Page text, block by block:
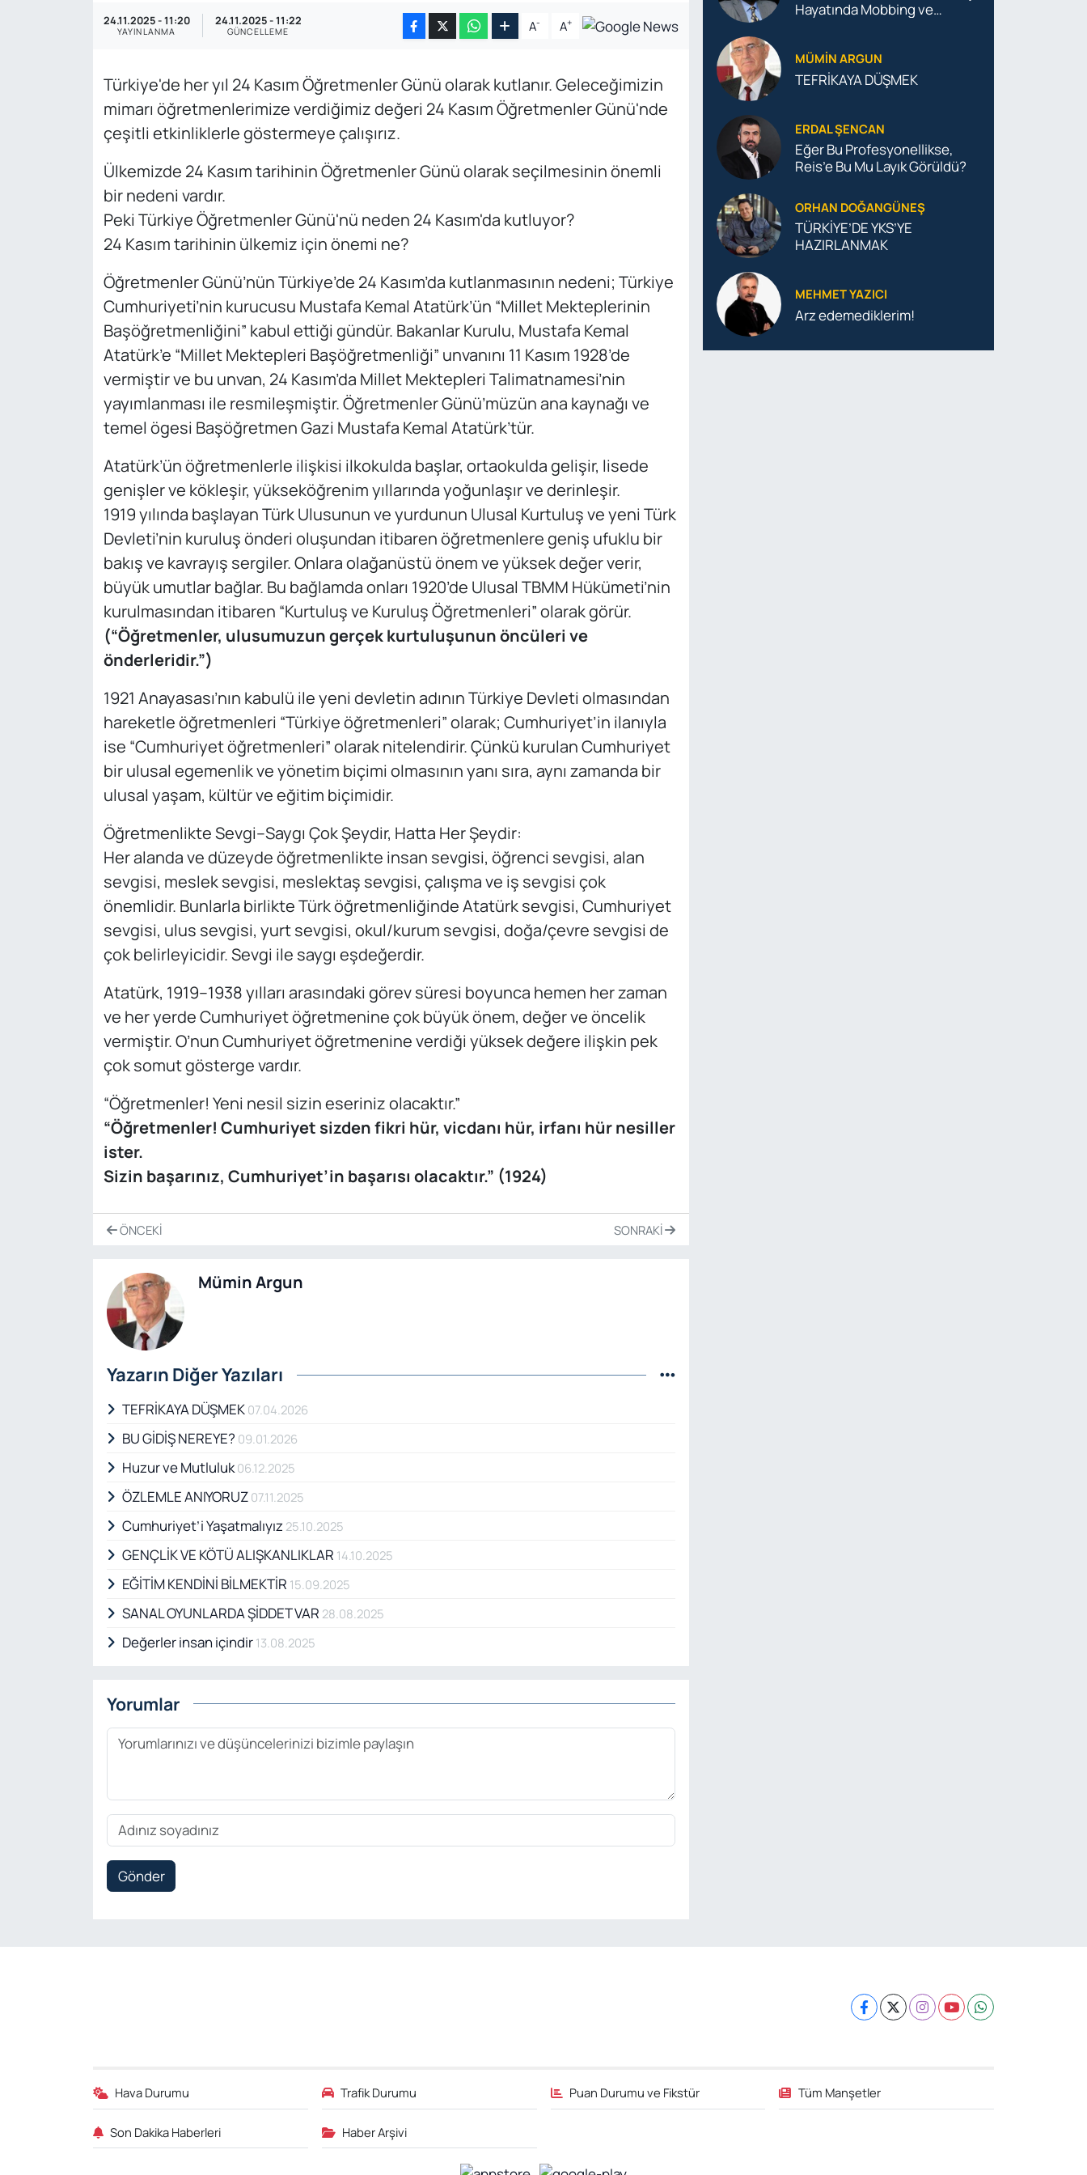
24.11.2025 - 11:20
YAYINLANMA
24.11.2025 - 11:22
GÜNCELLEME A- A+
Türkiye'de her yıl 24 Kasım Öğretmenler Günü olarak kutlanır. Geleceğimizin
mimarı öğretmenlerimize verdiğimiz değeri 24 Kasım Öğretmenler Günü'nde
çeşitli etkinliklerle göstermeye çalışırız.
Ülkemizde 24 Kasım tarihinin Öğretmenler Günü olarak seçilmesinin önemli
bir nedeni vardır.
Peki Türkiye Öğretmenler Günü'nü neden 24 Kasım'da kutluyor?
24 Kasım tarihinin ülkemiz için önemi ne?
Öğretmenler Günü’nün Türkiye’de 24 Kasım’da kutlanmasının nedeni; Türkiye
Cumhuriyeti’nin kurucusu Mustafa Kemal Atatürk’ün “Millet Mekteplerinin
Başöğretmenliğini” kabul ettiği gündür. Bakanlar Kurulu, Mustafa Kemal
Atatürk’e “Millet Mektepleri Başöğretmenliği” unvanını 11 Kasım 1928’de
vermiştir ve bu unvan, 24 Kasım’da Millet Mektepleri Talimatnamesi’nin
yayımlanması ile resmileşmiştir. Öğretmenler Günü’müzün ana kaynağı ve
temel ögesi Başöğretmen Gazi Mustafa Kemal Atatürk’tür.
Atatürk’ün öğretmenlerle ilişkisi ilkokulda başlar, ortaokulda gelişir, lisede
genişler ve kökleşir, yükseköğrenim yıllarında yoğunlaşır ve derinleşir.
1919 yılında başlayan Türk Ulusunun ve yurdunun Ulusal Kurtuluş ve yeni Türk
Devleti’nin kuruluş önderi oluşundan itibaren öğretmenlere geniş ufuklu bir
bakış ve kavrayış sergiler. Onlara olağanüstü önem ve yüksek değer verir,
büyük umutlar bağlar. Bu bağlamda onları 1920’de Ulusal TBMM Hükümeti’nin
kurulmasından itibaren “Kurtuluş ve Kuruluş Öğretmenleri” olarak görür.
(“Öğretmenler, ulusumuzun gerçek kurtuluşunun öncüleri ve
önderleridir.”)
1921 Anayasası’nın kabulü ile yeni devletin adının Türkiye Devleti olmasından
hareketle öğretmenleri “Türkiye öğretmenleri” olarak; Cumhuriyet’in ilanıyla
ise “Cumhuriyet öğretmenleri” olarak nitelendirir. Çünkü kurulan Cumhuriyet
bir ulusal egemenlik ve yönetim biçimi olmasının yanı sıra, aynı zamanda bir
ulusal yaşam, kültür ve eğitim biçimidir.
Öğretmenlikte Sevgi–Saygı Çok Şeydir, Hatta Her Şeydir:
Her alanda ve düzeyde öğretmenlikte insan sevgisi, öğrenci sevgisi, alan
sevgisi, meslek sevgisi, meslektaş sevgisi, çalışma ve iş sevgisi çok
önemlidir. Bunlarla birlikte Türk öğretmenliğinde Atatürk sevgisi, Cumhuriyet
sevgisi, ulus sevgisi, yurt sevgisi, okul/kurum sevgisi, doğa/çevre sevgisi de
çok belirleyicidir. Sevgi ile saygı eşdeğerdir.
Atatürk, 1919–1938 yılları arasındaki görev süresi boyunca hemen her zaman
ve her yerde Cumhuriyet öğretmenine çok büyük önem, değer ve öncelik
vermiştir. O’nun Cumhuriyet öğretmenine verdiği yüksek değere ilişkin pek
çok somut gösterge vardır.
“Öğretmenler! Yeni nesil sizin eseriniz olacaktır.”
“Öğretmenler! Cumhuriyet sizden fikri hür, vicdanı hür, irfanı hür nesiller
ister.
Sizin başarınız, Cumhuriyet’in başarısı olacaktır.” (1924)
ÖNCEKI SONRAKI
Mümin Argun
Yazarın Diğer Yazıları
TEFRİKAYA DÜŞMEK 07.04.2026
BU GİDİŞ NEREYE? 09.01.2026
Huzur ve Mutluluk06.12.2025
ÖZLEMLE ANIYORUZ 07.11.2025
Cumhuriyet’i Yaşatmalıyız 25.10.2025
GENÇLİK VE KÖTÜ ALIŞKANLIKLAR 14.10.2025
EĞİTİM KENDİNİ BİLMEKTİR 15.09.2025
SANAL OYUNLARDA ŞİDDET VAR 28.08.2025
Değerler insan içindir 13.08.2025
Yorumlar
Gönder
Hayatında Mobbing ve
MÜMIN ARGUN
TEFRİKAYA DÜŞMEK
ERDAL ŞENCAN
Eğer Bu Profesyonellikse,
Reis’e Bu Mu Layık Görüldü?
ORHAN DOĞANGÜNEŞ
TÜRKİYE’DE YKS’YE
HAZIRLANMAK
MEHMET YAZICI
Arz edemediklerim!
Hava Durumu Trafik Durumu Puan Durumu ve Fikstür Tüm Manşetler
Son Dakika Haberleri Haber Arşivi
Özel Haber